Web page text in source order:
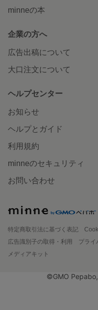
minneの本
企業の方へ
広告出稿について
大口注文について
ヘルプセンター
お知らせ
ヘルプとガイド
利用規約
minneのセキュリティ
お問い合わせ
特定商取引法に基づく表記
広告識別子の取得・利用
プライ
メディアキット
©GMO